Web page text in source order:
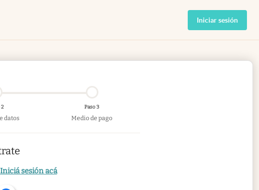
Iniciar sesión
datos
Paso 3
Medio de pago
Iniciá sesión acá